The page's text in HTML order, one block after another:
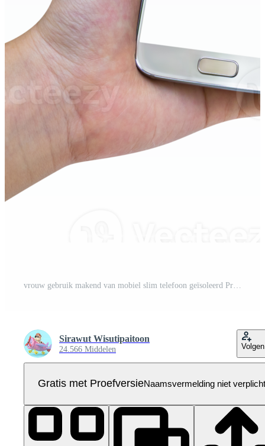
Sirawut Wisutipaitoon
24.566 Middelen Volgen
Gratis met ProefversieNaamsvermelding niet verplicht